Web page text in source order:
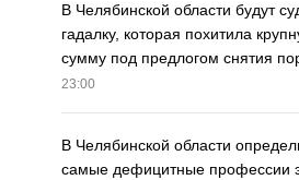
В Челябинской области будут
гадалку, которая похитила
сумму под предлогом снятия
23:00
В Челябинской области
самые дефицитные профессии